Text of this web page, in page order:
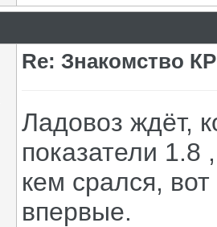
Re: Знакомство
Ладовоз ждёт,
показатели 1.8
кем срался,
впервые.